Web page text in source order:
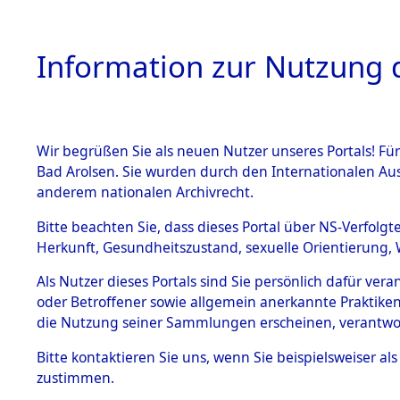
HOME
BESTÄNDE
Inhaftierungsdoku
mente
5. Verschiedenes
Todesmärsche
5.3.1 Alliierte
Information zur Nutzung
Wir begrüßen Sie als neuen Nutzer unseres Portals!
Bad Arolsen. Sie wurden durch den Internationalen
anderem nationalen Archivrecht.
Bitte beachten Sie, dass dieses Portal über NS-
Herkunft, Gesundheitszustand, sexuelle
Als Nutzer dieses Portals sind Sie persönlich dafür
oder Betroffener sowie allgemein anerkannte
die Nutzung seiner Sammlungen erscheinen,
Bitte kontaktieren Sie uns, wenn Sie beispielsweiser
zustimmen.